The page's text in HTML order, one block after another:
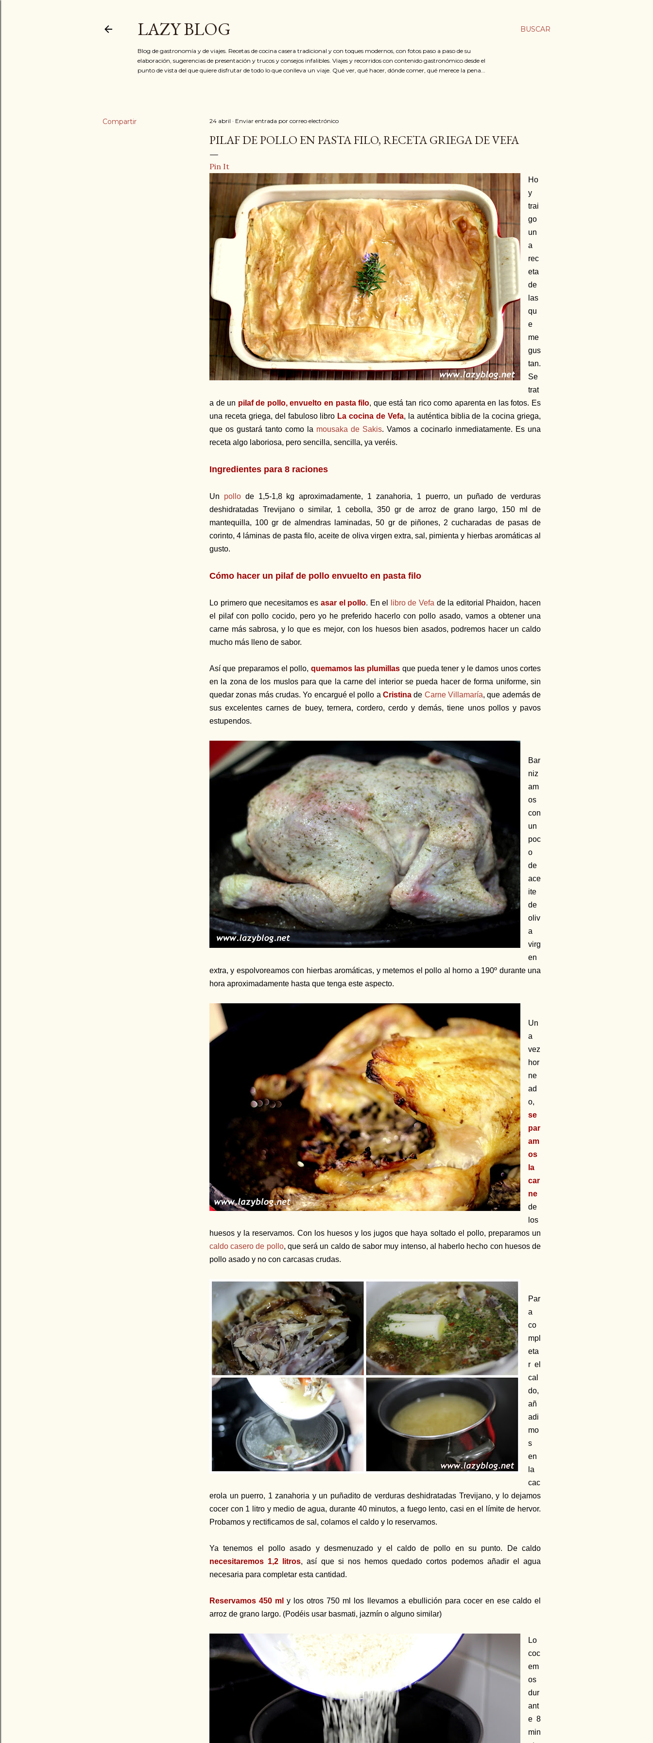
BUSCAR
LAZY BLOG
Blog de gastronomía y de viajes. Recetas de cocina casera tradicional y con toques modernos, con fotos paso a paso de su
elaboración, sugerencias de presentación y trucos y consejos infalibles. Viajes y recorridos con contenido gastronómico desde el
punto de vista del que quiere disfrutar de todo lo que conlleva un viaje. Qué ver, qué hacer, dónde comer, qué merece la pena...
Compartir 24 abril Enviar entrada por correo electrónico
PILAF DE POLLO EN PASTA FILO, RECETA GRIEGA DE VEFA
Pin It
Ho
y
trai
go
un
a
rec
eta
de
las
qu
e
me
gus
tan.
Se
trat
a de un pilaf de pollo, envuelto en pasta filo, que está tan rico como aparenta en las fotos. Es
una receta griega, del fabuloso libro La cocina de Vefa, la auténtica biblia de la cocina griega,
que os gustará tanto como la mousaka de Sakis. Vamos a cocinarlo inmediatamente. Es una
receta algo laboriosa, pero sencilla, sencilla, ya veréis.
Ingredientes para 8 raciones
Un pollode 1,5-1,8 kg aproximadamente, 1 zanahoria, 1 puerro, un puñado de verduras
deshidratadas Trevijano o similar, 1 cebolla, 350 gr de arroz de grano largo, 150 ml de
mantequilla, 100 gr de almendras laminadas, 50 gr de piñones, 2 cucharadas de pasas de
corinto, 4 láminas de pasta filo, aceite de oliva virgen extra, sal, pimienta y hierbas aromáticas al
gusto.
Cómo hacer un pilaf de pollo envuelto en pasta filo
Lo primero que necesitamos es asar el pollo. En el libro de Vefa de la editorial Phaidon, hacen
el pilaf con pollo cocido, pero yo he preferido hacerlo con pollo asado, vamos a obtener una
carne más sabrosa, y lo que es mejor, con los huesos bien asados, podremos hacer un caldo
mucho más lleno de sabor.
Así que preparamos el pollo, quemamos las plumillas que pueda tener y le damos unos cortes
en la zona de los muslos para que la carne del interior se pueda hacer de forma uniforme, sin
quedar zonas más crudas. Yo encargué el pollo a Cristina de Carne Villamaría, que además de
sus excelentes carnes de buey, ternera, cordero, cerdo y demás, tiene unos pollos y pavos
estupendos.
Bar
niz
am
os
con
un
poc
o
de
ace
ite
de
oliv
a
virg
en
extra, y espolvoreamos con hierbas aromáticas, y metemos el pollo al horno a 190º durante una
hora aproximadamente hasta que tenga este aspecto.
Un
a
vez
hor
ne
ad
o,
se
par
am
os
la
car
ne
de
los
huesos y la reservamos. Con los huesos y los jugos que haya soltado el pollo, preparamos un
caldo casero de pollo, que será un caldo de sabor muy intenso, al haberlo hecho con huesos de
pollo asado y no con carcasas crudas.
Par
a
co
mpl
eta
r el
cal
do,
añ
adi
mo
s
en
la
cac
erola un puerro, 1 zanahoria y un puñadito de verduras deshidratadas Trevijano, y lo dejamos
cocer con 1 litro y medio de agua, durante 40 minutos, a fuego lento, casi en el límite de hervor.
Probamos y rectificamos de sal, colamos el caldo y lo reservamos.
Ya tenemos el pollo asado y desmenuzado y el caldo de pollo en su punto. De caldo
necesitaremos 1,2 litros, así que si nos hemos quedado cortos podemos añadir el agua
necesaria para completar esta cantidad.
Reservamos 450 ml y los otros 750 ml los llevamos a ebullición para cocer en ese caldo el
arroz de grano largo. (Podéis usar basmati, jazmín o alguno similar)
Lo
coc
em
os
dur
ant
e 8
min